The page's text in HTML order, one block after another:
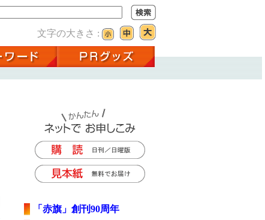
文字の大きさ :
「赤旗」創刊90周年